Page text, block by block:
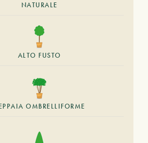
NATURALE
ALTO FUSTO
OMBRELLIFORME